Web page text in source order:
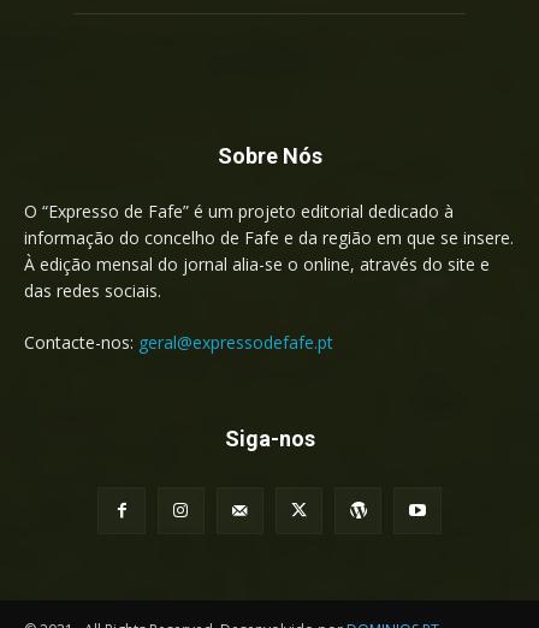
Sobre Nós
O “Expresso de Fafe” é um projeto editorial dedicado à
informação do concelho de Fafe e da região em que se insere.
À edição mensal do jornal alia-se o online, através do site e
das redes sociais.
Contacte-nos: geral@expressodefafe.pt
Siga-nos